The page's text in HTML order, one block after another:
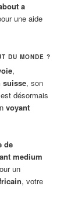
a
une aide
DU MONDE ?
,
suisse, son
est désormais
voyant
de
medium
un
, votre